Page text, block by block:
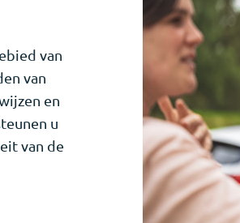
van
van
en
u
van de